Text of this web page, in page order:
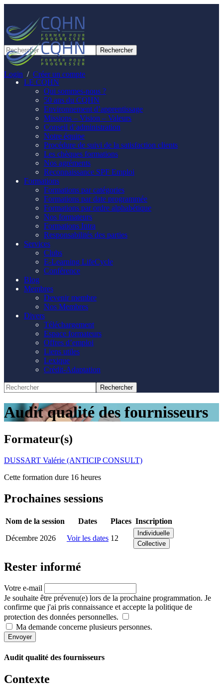
Login / Créer un compte
LE CQHN
Qui sommes-nous ?
50 ans du CQHN
Environnement d’apprentissage
Missions – Vision – Valeurs
Conseil d’administration
Notre équipe
Procédure de suivi de la satisfaction clients
Les chèques formations
Nos agréments
Reconnaissance SPF Emploi
Formations
Formations par catégories
Formations par date programmée
Formations par ordre alphabétique
Nos formateurs
Formations Intra
Responsabilités des parties
Services
Clubs
E-Learning LifeCycle
Conférence
Blog
Membres
Devenir membre
Nos Membres
Divers
Téléchargement
Espace formateurs
Offres d’emploi
Liens utiles
Lexique
Crédit-Adaptation
Audit qualité des fournisseurs
Formateur(s)
DUSSART Valérie (ANTICIP CONSULT)
Cette formation dure 16 heures
Prochaines sessions
Nom de la session Dates Places Inscription
Décembre 2026
Voir les dates 12
Individuelle
Collective
Rester informé
Votre e-mail
Je souhaite être prévenu(e) lors de la prochaine programmation. Je
confirme que j'ai pris connaissance et accepte la politique de
protection des données personnelles.
Ma demande concerne plusieurs personnes.
Envoyer
Audit qualité des fournisseurs
Contexte
Panneau de gestion des cookies